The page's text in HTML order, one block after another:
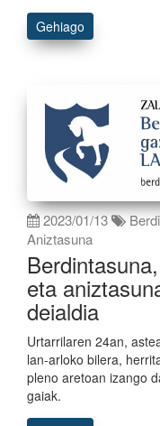
Gehiago
2023/01/13
Aniztasuna
eta
deialdia
Urtarrilaren 24an,
lan-arloko bilera,
pleno aretoan izango
gaiak.